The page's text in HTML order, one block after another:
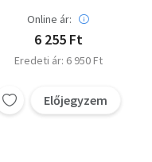
Online ár:
6 255 Ft
Eredeti ár: 6 950 Ft
Előjegyzem